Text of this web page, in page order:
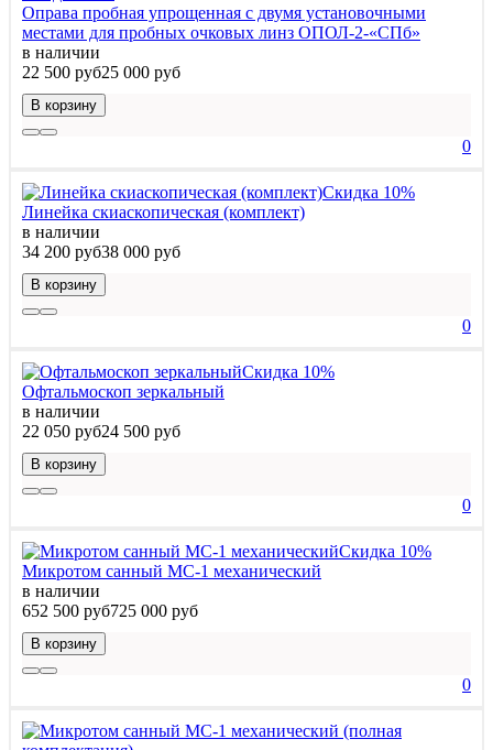
Оправа пробная упрощенная с двумя установочными
местами для пробных очковых линз ОПОЛ-2-«СПб»
в наличии
22 500 руб25 000 руб
В корзину
0
Скидка 10%
Линейка скиаскопическая (комплект)
в наличии
34 200 руб38 000 руб
В корзину
0
Скидка 10%
Офтальмоскоп зеркальный
в наличии
22 050 руб24 500 руб
В корзину
0
Скидка 10%
Микротом санный МС-1 механический
в наличии
652 500 руб725 000 руб
В корзину
0